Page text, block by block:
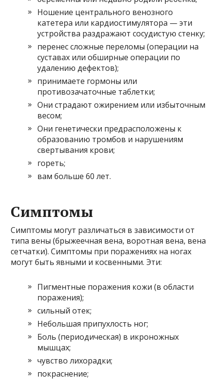
Ношение центрального венозного
катетера или кардиостимулятора — эти
устройства раздражают сосудистую стенку;
перенес сложные переломы (операции на
суставах или обширные операции по
удалению дефектов);
принимаете гормоны или
противозачаточные таблетки;
Они страдают ожирением или избыточным
весом;
Они генетически предрасположены к
образованию тромбов и нарушениям
свертывания крови;
гореть;
вам больше 60 лет.
Симптомы
Симптомы могут различаться в зависимости от
типа вены (брыжеечная вена, воротная вена, вена
сетчатки). Симптомы при поражениях на ногах
могут быть явными и косвенными. Эти:
Пигментные поражения кожи (в области
поражения);
сильный отек;
Небольшая припухлость ног;
Боль (периодическая) в икроножных
мышцах;
чувство лихорадки;
покраснение;